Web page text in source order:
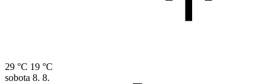
29 °C 19 °C
sobota 8. 8.